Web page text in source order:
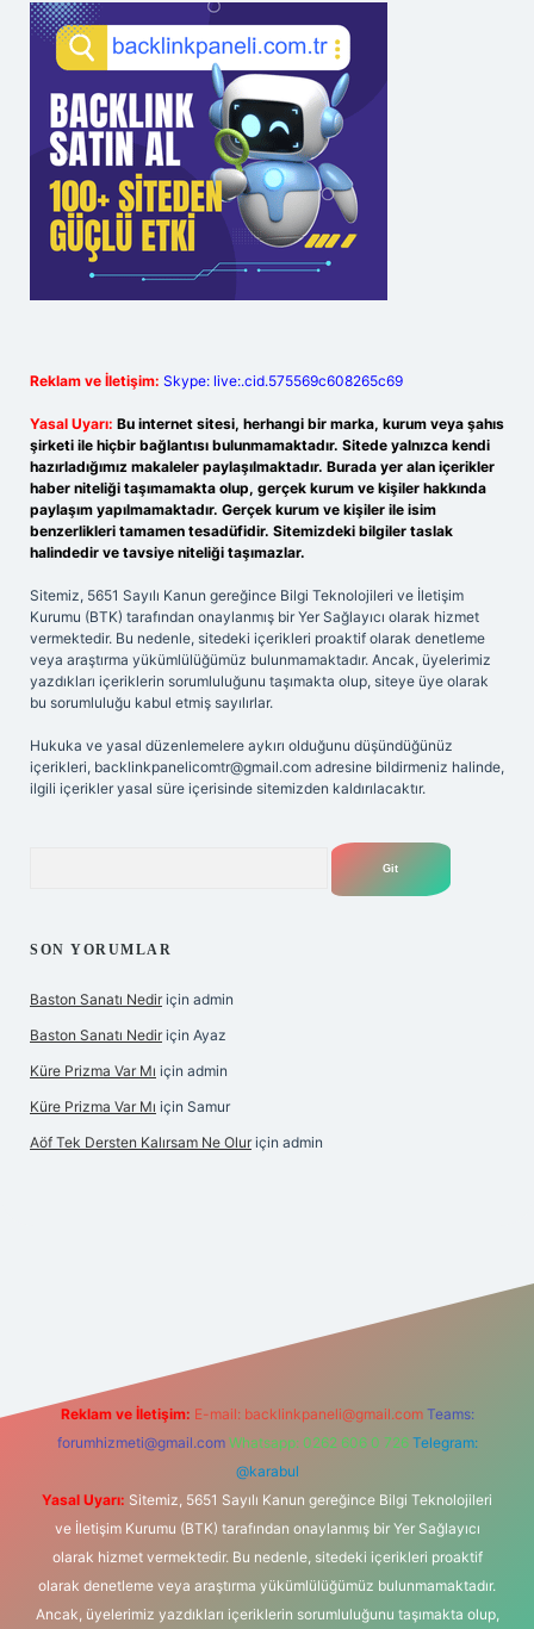
Reklam ve İletişim: Skype: live:.cid.575569c608265c69
Yasal Uyarı: Bu internet sitesi, herhangi bir marka, kurum veya şahıs
şirketi ile hiçbir bağlantısı bulunmamaktadır. Sitede yalnızca kendi
hazırladığımız makaleler paylaşılmaktadır. Burada yer alan içerikler
haber niteliği taşımamakta olup, gerçek kurum ve kişiler hakkında
paylaşım yapılmamaktadır. Gerçek kurum ve kişiler ile isim
benzerlikleri tamamen tesadüfidir. Sitemizdeki bilgiler taslak
halindedir ve tavsiye niteliği taşımazlar.
Sitemiz, 5651 Sayılı Kanun gereğince Bilgi Teknolojileri ve İletişim
Kurumu (BTK) tarafından onaylanmış bir Yer Sağlayıcı olarak hizmet
vermektedir. Bu nedenle, sitedeki içerikleri proaktif olarak denetleme
veya araştırma yükümlülüğümüz bulunmamaktadır. Ancak, üyelerimiz
yazdıkları içeriklerin sorumluluğunu taşımakta olup, siteye üye olarak
bu sorumluluğu kabul etmiş sayılırlar.
Hukuka ve yasal düzenlemelere aykırı olduğunu düşündüğünüz
içerikleri, backlinkpanelicomtr@gmail.com adresine bildirmeniz halinde,
ilgili içerikler yasal süre içerisinde sitemizden kaldırılacaktır.
SON YORUMLAR
Baston Sanatı Nedir için admin
Baston Sanatı Nedir için Ayaz
Küre Prizma Var Mı için admin
Küre Prizma Var Mı için Samur
Aöf Tek Dersten Kalırsam Ne Olur için admin
Reklam ve İletişim: E-mail: backlinkpaneli@gmail.com Teams:
forumhizmeti@gmail.com Whatsapp: 0262 606 0 726 Telegram:
@karabul
Yasal Uyarı: Sitemiz, 5651 Sayılı Kanun gereğince Bilgi Teknolojileri
ve İletişim Kurumu (BTK) tarafından onaylanmış bir Yer Sağlayıcı
olarak hizmet vermektedir. Bu nedenle, sitedeki içerikleri proaktif
olarak denetleme veya araştırma yükümlülüğümüz bulunmamaktadır.
Ancak, üyelerimiz yazdıkları içeriklerin sorumluluğunu taşımakta olup,